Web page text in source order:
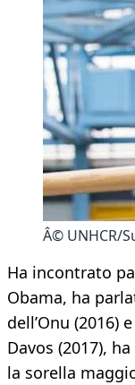
Â© UNHCR/
Ha incontrato
Obama, ha
dell’Onu (2016)
Davos (2017),
la sorella